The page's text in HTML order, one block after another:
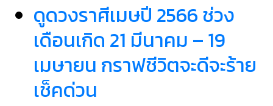
ดูดวงราศีเมษปี 2566 ช่วง
เดือนเกิด 21 มีนาคม – 19
เมษายน กราฟชีวิตจะดีจะร้าย
เช็คด่วน